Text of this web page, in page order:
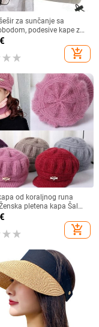
za sunčanje sa
podesive kape za
žene, šeširi za plažu,
viziri, ribarska kapa
€
add_shopping_cart
od koraljnog runa
pletena kapa Šal
Vunena pletena
sa šiltom Dvoslojne
€
add_shopping_cart